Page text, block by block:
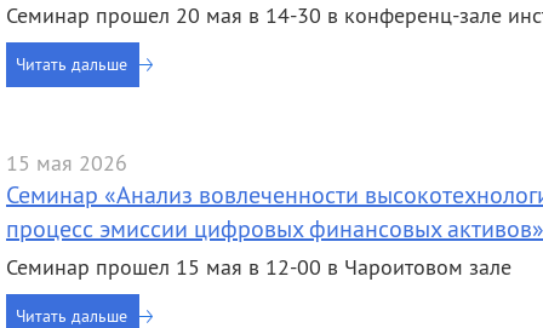
Семинар прошел 20 мая в 14-30 в конференц-зале
Читать дальше
15 мая 2026
Семинар «Анализ вовлеченности
процесс эмиссии цифровых финансовых активов»
Семинар прошел 15 мая в 12-00 в Чароитовом зале
Читать дальше